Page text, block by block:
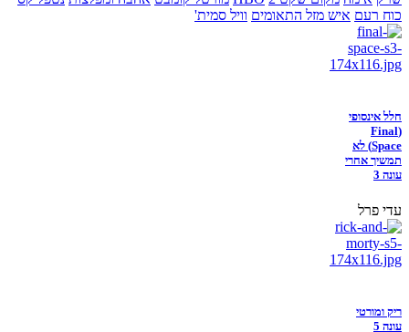
כוח רעם איש מזל התאומים וויל סמית'
חלל אינסופי
(Final
Space) לא
תמשיך אחרי
עונה 3
עדי פרל
ריק ומורטי
עונה 5